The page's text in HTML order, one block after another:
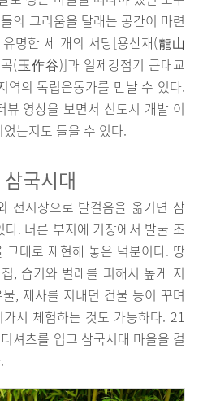
의 그리움을 달래는 공간이 마련
명한 세 개의 서당[용산재(龍山
(玉作谷)]과 일제강점기 근대교
역의 독립운동가를 만날 수 있다.
뷰 영상을 보면서 신도시 개발 이
는지도 들을 수 있다.
국시대
전시장으로 발걸음을 옮기면 삼
. 너른 부지에 기장에서 발굴 조
그대로 재현해 놓은 덕분이다. 땅
, 습기와 벌레를 피해서 높게 지
, 제사를 지내던 건물 등이 꾸며
서 체험하는 것도 가능하다. 21
셔츠를 입고 삼국시대 마을을 걸